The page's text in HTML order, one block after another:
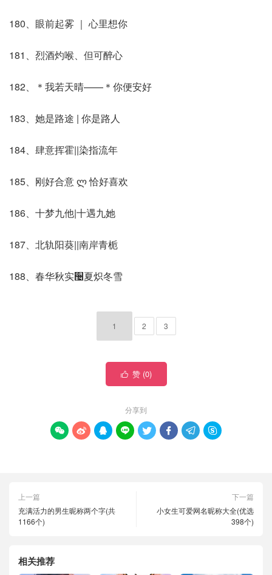
180、眼前起雾 ｜ 心里想你
181、烈酒灼喉、但可醉心
182、＊我若天晴——＊你便安好
183、她是路途 | 你是路人
184、肆意挥霍||染指流年
185、刚好合意 ლ 恰好喜欢
186、十梦九他|十遇九她
187、北轨阳葵||南岸青栀
188、春华秋实઴夏炽冬雪
1 2 3
 赞 (0)
分享到
       
上一篇
充满活力的男生昵称两个字(共
1166个)
下一篇
小女生可爱网名昵称大全(优选
398个)
相关推荐